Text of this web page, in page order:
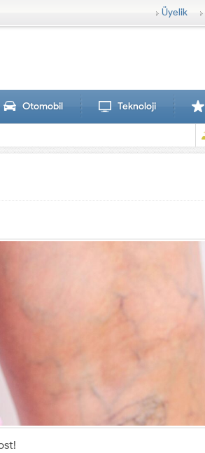
Üyelik
Otomobil Teknoloji